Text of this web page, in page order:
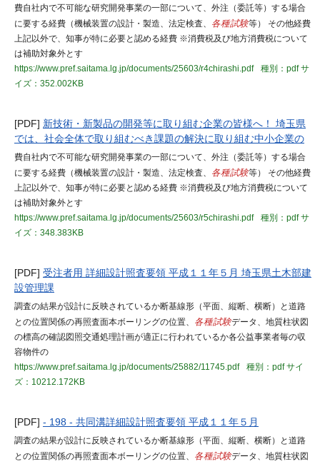
費自社内で不可能な研究開発事業の一部について、外注（委託等）する場合
に要する経費（機械装置の設計・製造、法定検査、 各種試験等） その他経費
上記以外で、知事が特に必要と認める経費 ※消費税及び地方消費税について
は補助対象外とす
https://www.pref.saitama.lg.jp/documents/25603/r4chirashi.pdf
種別：pdfサ
イズ：352.002KB
[PDF] 新技術・新製品の開発等に取り組む企業の皆様へ！ 埼玉県
では、社会全体で取り組むべき課題の解決に取り組む中小企業の
費自社内で不可能な研究開発事業の一部について、外注（委託等）する場合
に要する経費（機械装置の設計・製造、法定検査、 各種試験等） その他経費
上記以外で、知事が特に必要と認める経費 ※消費税及び地方消費税について
は補助対象外とす
https://www.pref.saitama.lg.jp/documents/25603/r5chirashi.pdf
種別：pdfサ
イズ：348.383KB
[PDF] 受注者用 詳細設計照査要領 平成１１年５月 埼玉県土木部建
設管理課
調査の結果が設計に反映されているか断基線形（平面、縦断、横断）と道路
との位置関係の再照査面本ボーリングの位置、 各種試験データ、地質柱状図
の標高の確認図照交通処理計画が適正に行われているか各公益事業者毎の収
容物件の
https://www.pref.saitama.lg.jp/documents/25882/11745.pdf
種別：pdfサイ
ズ：10212.172KB
[PDF] - 198 - 共同溝詳細設計照査要領 平成１１年５月
調査の結果が設計に反映されているか断基線形（平面、縦断、横断）と道路
との位置関係の再照査面本ボーリングの位置、 各種試験データ、地質柱状図